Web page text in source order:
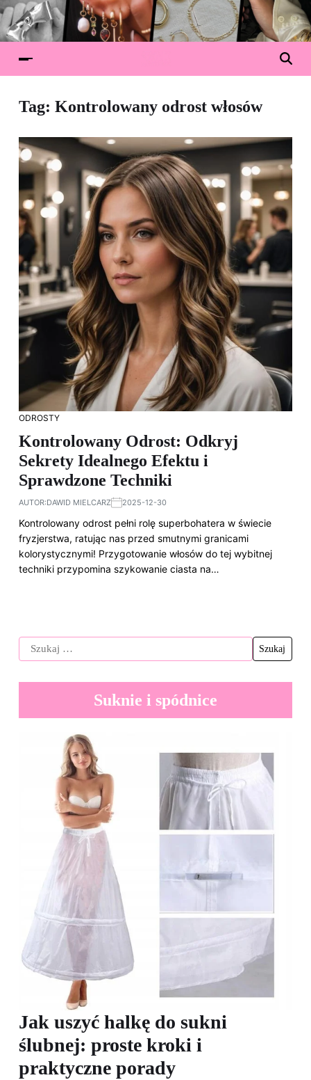
Tag: Kontrolowany odrost włosów
ODROSTY
Kontrolowany Odrost: Odkryj
Sekrety Idealnego Efektu i
Sprawdzone Techniki
AUTOR:DAWID MIELCARZ 2025-12-30
Kontrolowany odrost pełni rolę superbohatera w świecie
fryzjerstwa, ratując nas przed smutnymi granicami
kolorystycznymi! Przygotowanie włosów do tej wybitnej
techniki przypomina szykowanie ciasta na…
Suknie i spódnice
Jak uszyć halkę do sukni
ślubnej: proste kroki i
praktyczne porady